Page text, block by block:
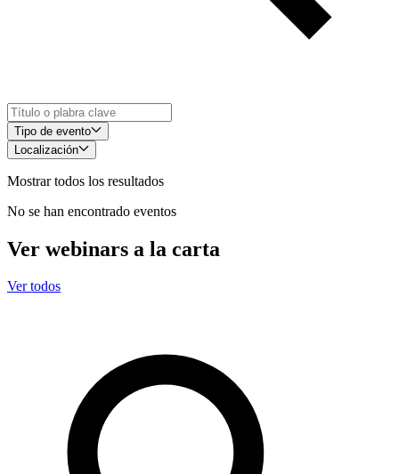
Tipo de evento
Localización
Mostrar todos los resultados
No se han encontrado eventos
Ver webinars a la carta
Ver todos